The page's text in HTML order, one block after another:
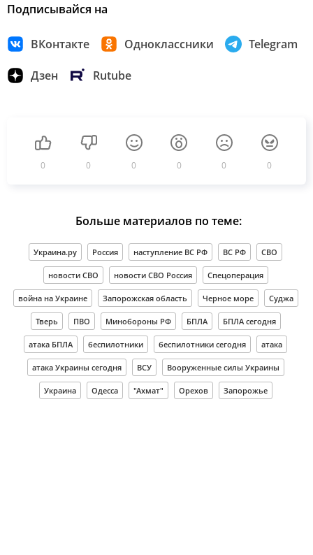
Подписывайся на
ВКонтакте Одноклассники Telegram
Дзен Rutube
0 0 0 0 0 0
Больше материалов по теме:
Украина.ру Россия наступление ВС РФ ВС РФ СВО
новости СВО новости СВО Россия Спецоперация
война на Украине Запорожская область Черное море Суджа
Тверь ПВО Минобороны РФ БПЛА БПЛА сегодня
атака БПЛА беспилотники беспилотники сегодня атака
атака Украины сегодня ВСУ Вооруженные силы Украины
Украина Одесса "Ахмат" Орехов Запорожье